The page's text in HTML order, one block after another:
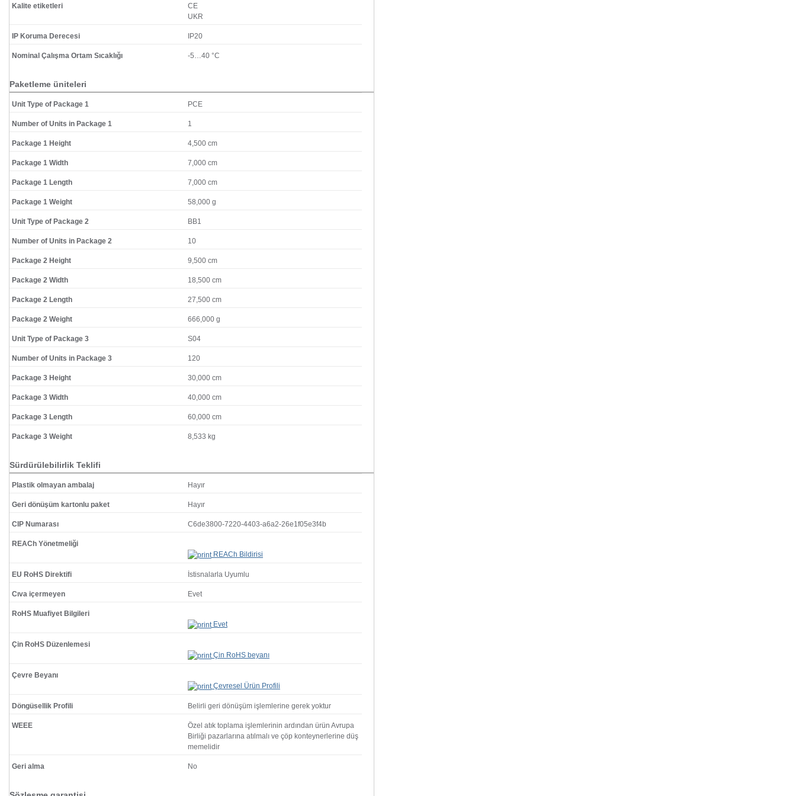
Kalite etiketleri
CE
UKR
IP Koruma Derecesi IP20
Nominal Çalışma Ortam Sıcaklığı -5…40 °C
Paketleme üniteleri
Unit Type of Package 1 PCE
Number of Units in Package 1 1
Package 1 Height 4,500 cm
Package 1 Width 7,000 cm
Package 1 Length 7,000 cm
Package 1 Weight 58,000 g
Unit Type of Package 2 BB1
Number of Units in Package 2 10
Package 2 Height 9,500 cm
Package 2 Width 18,500 cm
Package 2 Length 27,500 cm
Package 2 Weight 666,000 g
Unit Type of Package 3 S04
Number of Units in Package 3 120
Package 3 Height 30,000 cm
Package 3 Width 40,000 cm
Package 3 Length 60,000 cm
Package 3 Weight 8,533 kg
Sürdürülebilirlik Teklifi
Plastik olmayan ambalaj Hayır
Geri dönüşüm kartonlu paket Hayır
CIP Numarası C6de3800-7220-4403-a6a2-26e1f05e3f4b
REACh Yönetmeliği
REACh Bildirisi
EU RoHS Direktifi İstisnalarla Uyumlu
Cıva içermeyen Evet
RoHS Muafiyet Bilgileri
Evet
Çin RoHS Düzenlemesi
Çin RoHS beyanı
Çevre Beyanı
Çevresel Ürün Profili
Döngüsellik Profili Belirli geri dönüşüm işlemlerine gerek yoktur
WEEE
Özel atık toplama işlemlerinin ardından ürün Avrupa
Birliği pazarlarına atılmalı ve çöp konteynerlerine düş
memelidir
Geri alma No